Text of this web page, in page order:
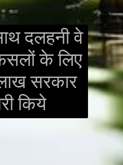
दलहनी वे
के लिए
सरकार
किये